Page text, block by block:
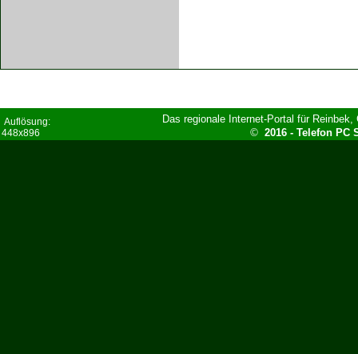
Auflösung:
448x896
Das regionale Internet-Portal für
© 2016 - Telefon PC